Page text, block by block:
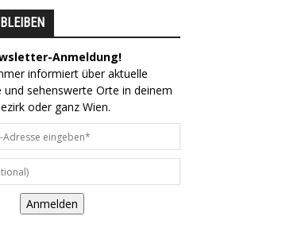
Anmeldung!
informiert über aktuelle
und sehenswerte Orte in deinem
oder ganz Wien.
Anmelden